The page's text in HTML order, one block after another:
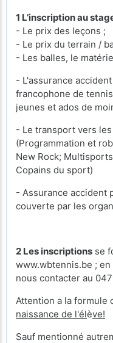
1 L’inscription au
- Le prix des leçons ;
- Le prix du terrain /
- Les balles, le
- L'assurance
francophone de
jeunes et ados de
- Le transport vers
(Programmation et
New Rock;
Copains du sport)
- Assurance accident
couverte par les
2 Les inscriptions se
www.wbtennis.be ;
nous contacter au
Attention a la formule
naissance de l'élève!
Sauf mentionné